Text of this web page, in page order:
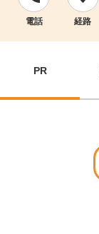
電話 経路
PR